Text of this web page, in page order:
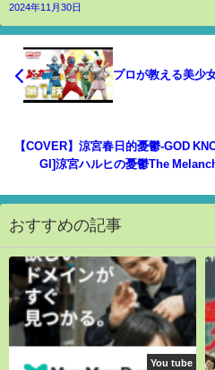
2024年11月30日
プロが教える美少
【COVER】涼宮春日的憂鬱-GOD KNOWS - [
GI]涼宮ハルヒの憂鬱The
おすすめの記事
You tube